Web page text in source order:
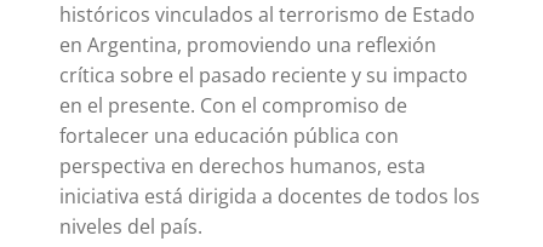
históricos vinculados al terrorismo de Estado
en Argentina, promoviendo una reflexión
crítica sobre el pasado reciente y su impacto
en el presente. Con el compromiso de
fortalecer una educación pública con
perspectiva en derechos humanos, esta
iniciativa está dirigida a docentes de todos los
niveles del país.